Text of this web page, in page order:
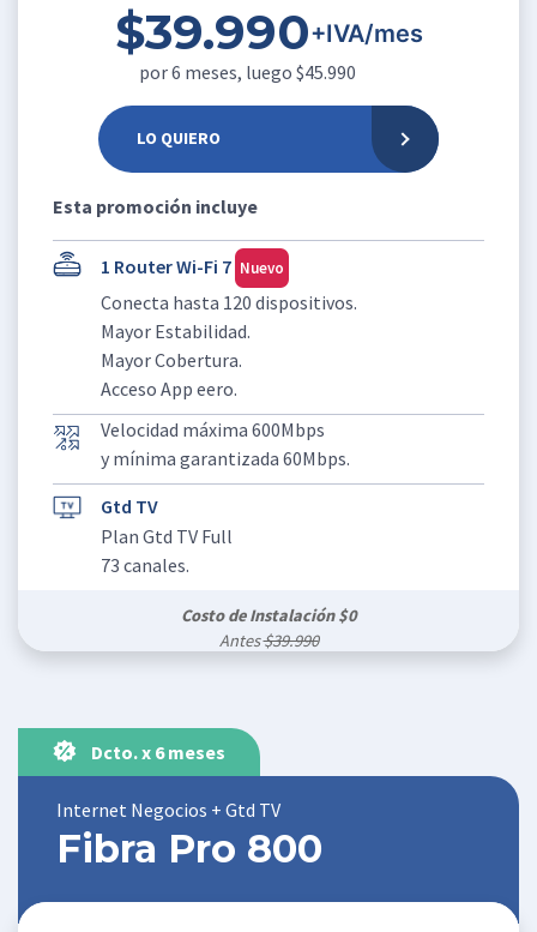
$39.990+IVA/mes
por 6 meses, luego $45.990
LO QUIERO
Esta promoción incluye
1 Router Wi-Fi 7 Nuevo
Conecta hasta 120 dispositivos.
Mayor Estabilidad.
Mayor Cobertura.
Acceso App eero.
Velocidad máxima 600Mbps
y mínima garantizada 60Mbps.
Gtd TV
Plan Gtd TV Full
73 canales.
Costo de Instalación $0
Antes$39.990
Dcto. x 6 meses
Internet Negocios + Gtd TV
Fibra Pro 800